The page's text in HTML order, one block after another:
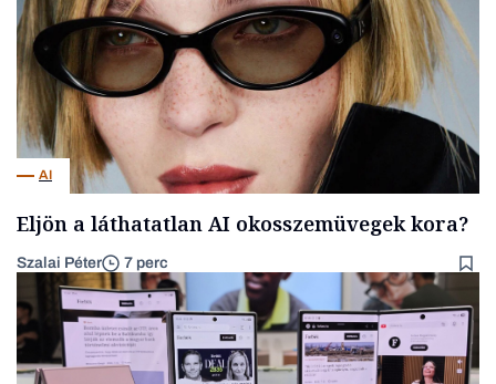
AI
Eljön a láthatatlan AI okosszemüvegek kora?
Szalai Péter 7 perc